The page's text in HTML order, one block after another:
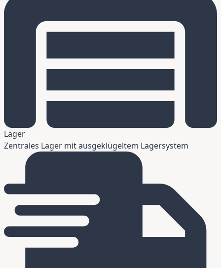
Lager
Zentrales Lager mit ausgeklügeltem Lagersystem